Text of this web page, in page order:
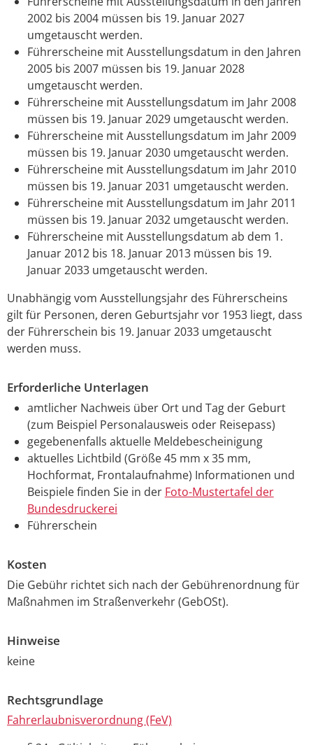
2002 bis 2004 müssen bis 19. Januar 2027
umgetauscht werden.
Führerscheine mit Ausstellungsdatum in den Jahren
2005 bis 2007 müssen bis 19. Januar 2028
umgetauscht werden.
Führerscheine mit Ausstellungsdatum im Jahr 2008
müssen bis 19. Januar 2029 umgetauscht werden.
Führerscheine mit Ausstellungsdatum im Jahr 2009
müssen bis 19. Januar 2030 umgetauscht werden.
Führerscheine mit Ausstellungsdatum im Jahr 2010
müssen bis 19. Januar 2031 umgetauscht werden.
Führerscheine mit Ausstellungsdatum im Jahr 2011
müssen bis 19. Januar 2032 umgetauscht werden.
Führerscheine mit Ausstellungsdatum ab dem 1.
Januar 2012 bis 18. Januar 2013 müssen bis 19.
Januar 2033 umgetauscht werden.
Unabhängig vom Ausstellungsjahr des Führerscheins
gilt für Personen, deren Geburtsjahr vor 1953 liegt, dass
der Führerschein bis 19. Januar 2033 umgetauscht
werden muss.
Erforderliche Unterlagen
amtlicher Nachweis über Ort und Tag der Geburt
(zum Beispiel Personalausweis oder Reisepass)
gegebenenfalls aktuelle Meldebescheinigung
aktuelles Lichtbild (Größe 45 mm x 35 mm,
Hochformat, Frontalaufnahme) Informationen und
Beispiele finden Sie in der Foto-Mustertafel der
Bundesdruckerei
Führerschein
Kosten
Die Gebühr richtet sich nach der Gebührenordnung für
Maßnahmen im Straßenverkehr (GebOSt).
Hinweise
keine
Rechtsgrundlage
Fahrerlaubnisverordnung (FeV)